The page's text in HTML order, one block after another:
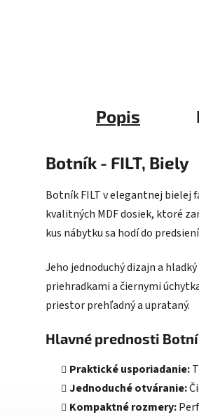
Popis
Botník - FILT, Biely
Botník FILT v elegantnej bielej
kvalitných MDF dosiek, ktoré
kus nábytku sa hodí do
Jeho jednoduchý dizajn a
priehradkami a čiernymi
priestor prehľadný a uprataný.
Hlavné prednosti
Praktické usporiadanie:
Jednoduché otváranie:
Kompaktné rozmery: